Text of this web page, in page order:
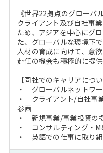
《世界22拠点のグローバ
クライアント及び自社事
ため、アジアを中心にグ
た、グローバルな環境下
人材の育成に向けて、意
赴任の機会も積極的に提供
【同社でのキャリアについ
・ グローバルネットワ
・ クライアント/自社事
参画
・ 新規事業/事業投資の
・ コンサルティング・
・ 英語での仕事に取り